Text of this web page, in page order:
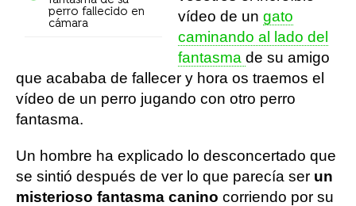
perro fallecido en
cámara
vídeo de un gato
caminando al lado del
fantasma de su amigo
que acababa de fallecer y hora os traemos el
vídeo de un perro jugando con otro perro
fantasma.
Un hombre ha explicado lo desconcertado que
se sintió después de ver lo que parecía ser un
misterioso fantasma canino corriendo por su